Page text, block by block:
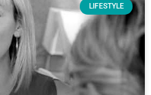
LIFESTYLE